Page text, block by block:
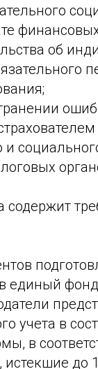
об
содержит
единый
учета в
в
до